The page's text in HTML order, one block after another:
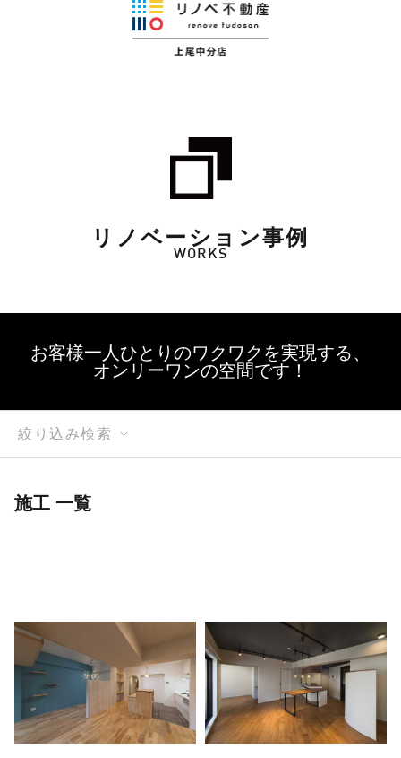
リノベーション事例
WORKS
お客様一人ひとりのワクワクを実現する、
オンリーワンの空間です！
絞り込み検索
施工 一覧